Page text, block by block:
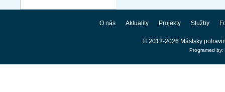
O nás Aktuality Projekty Služby
© 2012-2026 Mástsky
Programed by: